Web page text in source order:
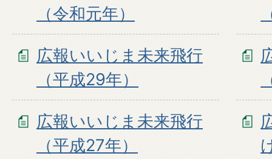
（令和元年）
広報いいじま未来飛行
（平成29年）
広報いいじま未来飛行
（平成27年）